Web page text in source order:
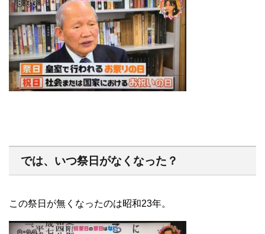
では、いつ祭日がなくなった？
この祭日が無くなったのは昭和23年。